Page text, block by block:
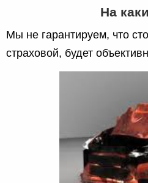
На
Мы не гарантируем, что
страховой, будет